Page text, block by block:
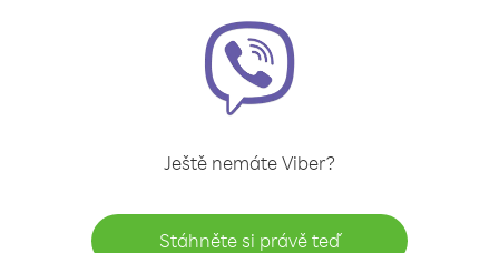
Ještě nemáte Viber?
Stáhněte si právě teď